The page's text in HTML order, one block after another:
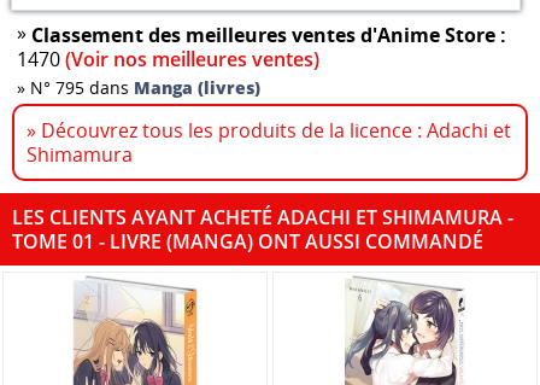
» Classement des meilleures ventes d'Anime Store :
1470(Voir nos meilleures ventes)
» N° 795 dans Manga (livres)
» Découvrez tous les produits de la licence : Adachi et
Shimamura
LES CLIENTS AYANT ACHETÉ ADACHI ET SHIMAMURA -
TOME 01 - LIVRE (MANGA) ONT AUSSI COMMANDÉ